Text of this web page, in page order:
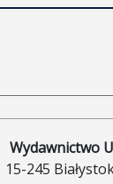
Wydawnictwo
15-245